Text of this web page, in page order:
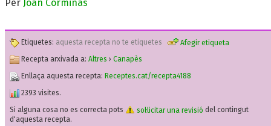
Per Joan Corminas
Etiquetes: aquesta recepta no te etiquetes
Afegir etiqueta
Recepta arxivada a: Altres › Canapès
Enllaça aquesta recepta: Receptes.cat/recepta4188
2393 visites.
Si alguna cosa no es correcta pots
sol·licitar una revisió del contingut
d'aquesta recepta.